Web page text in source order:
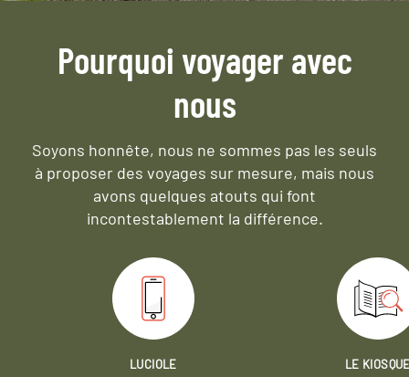
Pourquoi voyager avec
nous
Soyons honnête, nous ne sommes pas les seuls
à proposer des voyages sur mesure, mais nous
avons quelques atouts qui font
incontestablement la différence.
LUCIOLE
LE